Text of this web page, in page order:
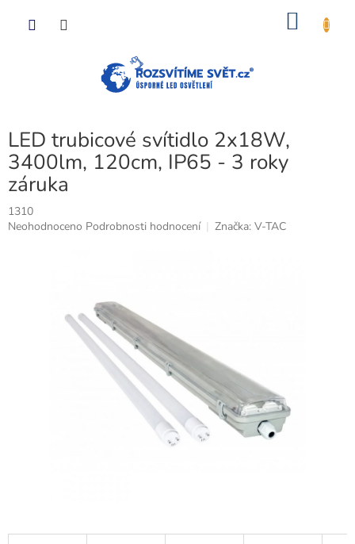
LED trubicové svítidlo 2x18W,
3400lm, 120cm, IP65 - 3 roky
záruka
1310
Průměrné
Neohodnoceno Podrobnosti hodnocení Značka: V-TAC